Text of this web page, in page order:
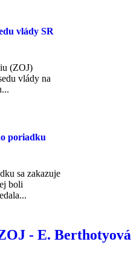
vlády SR
(ZOJ)
vlády na
poriadku
sa zakazuje
boli
- E. Berthotyová